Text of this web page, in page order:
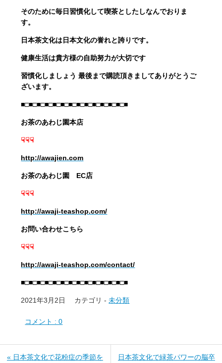
そのために毎日習慣化して喫茶としたしなんでおりま
す。
日本茶文化は日本文化の誉れと誇りです。
健康生活は貴方様の自助努力が大切です
習慣化しましょう 最後まで購読頂きましてありがとうご
ざいます。
■□■□■□■□■□■□■□■□■□■□■□■□■□■
お茶のあわじ園本店
☟☟☟
http://awajien.com
お茶のあわじ園 EC店
☟☟☟
http://awaji-teashop.com/
お問い合わせこちら
☟☟☟
http://awaji-teashop.com/contact/
■□■□■□■□■□■□■□■□■□■□■□■□■□■
2021年3月2日 カテゴリ -未分類
コメント : 0
« 日本茶文化で花粉症の季節を
日本茶文化で緑茶パワーの脳卒